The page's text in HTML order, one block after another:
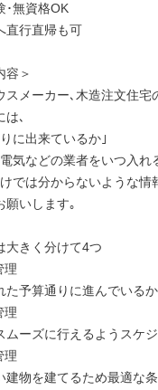
･無資格OK
直行直帰も可
容＞
スメーカー､木造注文住宅
は､
りに出来ているか｣
電気などの業者をいつ入れ
けでは分からないような
願いします｡
きく分けて4つ
理
た予算通りに進んでいる
理
ムーズに行えるようスケ
理
建物を建てるため最適な